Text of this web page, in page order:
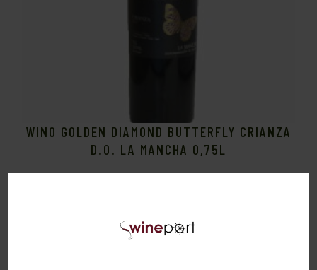
WINO GOLDEN DIAMOND BUTTERFLY CRIANZA
D.O. LA MANCHA 0,75L